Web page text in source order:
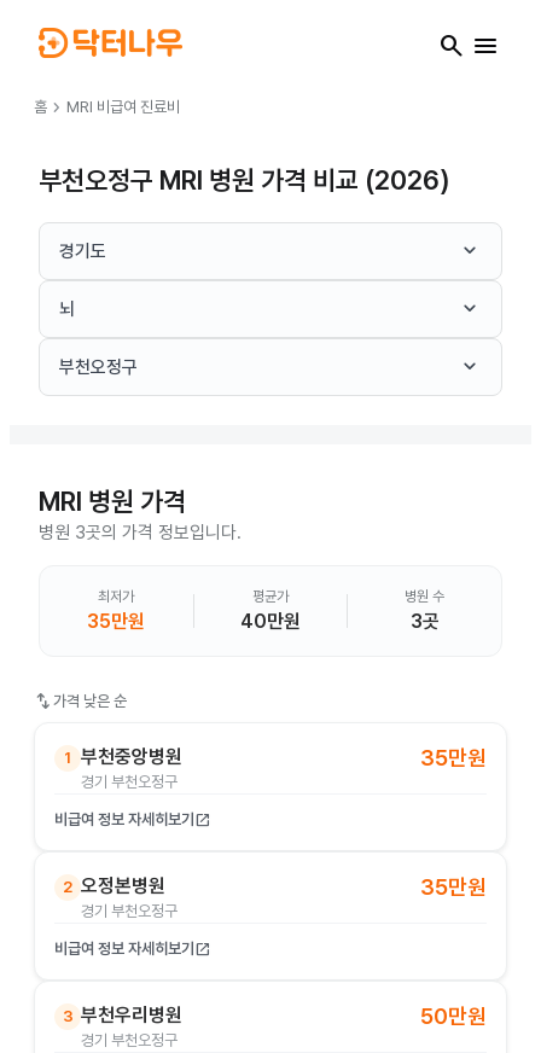
search menu
홈 chevron_right MRI 비급여 진료비
부천오정구 MRI 병원 가격 비교 (2026)
경기도 keyboard_arrow_down
뇌 keyboard_arrow_down
부천오정구 keyboard_arrow_down
MRI 병원 가격
병원 3곳의 가격 정보입니다.
최저가
35만원
평균가
40만원
병원 수
3곳
swap_vert 가격 낮은 순
1 부천중앙병원
경기 부천오정구
35만원
비급여 정보 자세히보기 open_in_new
2 오정본병원
경기 부천오정구
35만원
비급여 정보 자세히보기 open_in_new
3 부천우리병원
경기 부천오정구
50만원